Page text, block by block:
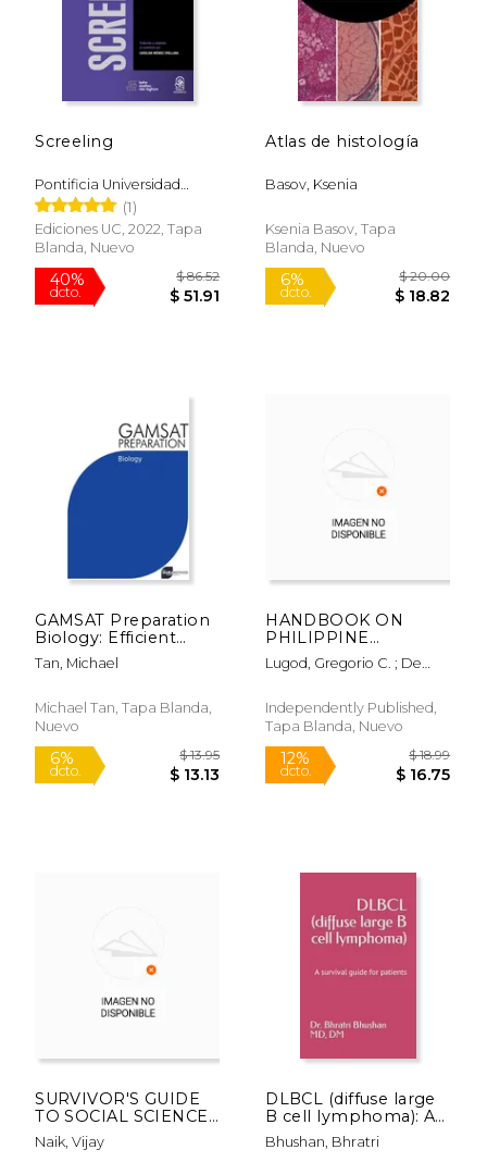
$ 89.95
50%
dcto.
50%
dcto.
Screeling
Pontificia Universidad
Católica De Chile
(1)
Ediciones UC, 2022, Tapa
Blanda, Nuevo
Atlas de histología
Basov, Ksenia
Ksenia Basov, Tapa
Blanda, Nuevo
GAMSAT Preparation
Biology: Efficient
Methods, Detailed
Techniques, Proven
GAMSAT Style
Questions (en Inglés)
Tan, Michael
Michael Tan, Tapa Blanda,
Nuevo
HANDBOOK ON
PHILIPPINE
MEDICINAL PLANTS
Volume 3 (en Inglés)
Lugod, Gregorio C. ; De
Independently Published,
Tapa Blanda, Nuevo
SURVIVOR'S GUIDE
TO SOCIAL SCIENCES
& ETHICS USMLE
Step 1, Step 2CK, &
Naik, Vijay
DLBCL (diffuse large
B cell lymphoma): A
survival guide for
patients (en Inglés)
Bhushan, Bhratri